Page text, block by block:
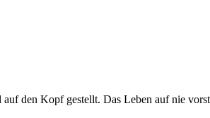
den Kopf gestellt. Das Leben auf nie